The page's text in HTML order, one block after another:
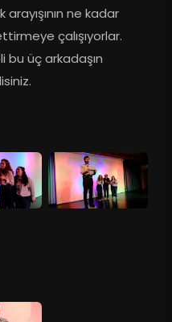
arayışının ne kadar
çalışıyorlar.
bu üç arkadaşın